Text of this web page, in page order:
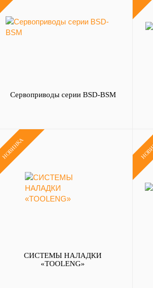
Сервоприводы серии BSD-BSM
НОВИНКА
СИСТЕМЫ НАЛАДКИ
«ТOOLENG»